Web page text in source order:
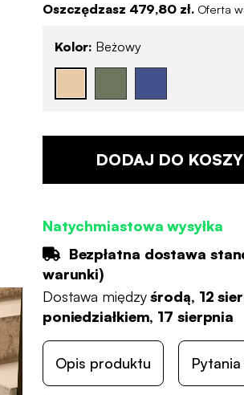
Oszczędzasz 479,80 zł. Oferta
Kolor: Beżowy
DODAJ DO
Natychmiastowa wysyłka
Bezpłatna dostawa
warunki)
Dostawa międzyśrodą, 12
poniedziałkiem, 17 sierpnia
Opis produktu